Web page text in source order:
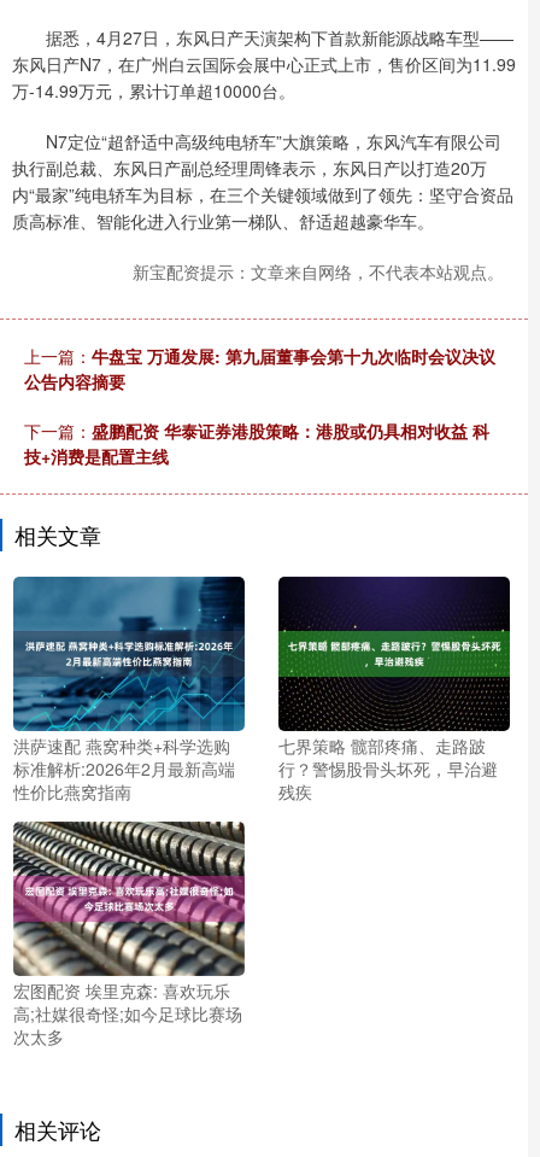
据悉，4月27日，东风日产天演架构下首款新能源战略车型——
东风日产N7，在广州白云国际会展中心正式上市，售价区间为11.99
万-14.99万元，累计订单超10000台。
N7定位“超舒适中高级纯电轿车”大旗策略，东风汽车有限公司
执行副总裁、东风日产副总经理周锋表示，东风日产以打造20万
内“最家”纯电轿车为目标，在三个关键领域做到了领先：坚守合资品
质高标准、智能化进入行业第一梯队、舒适超越豪华车。
新宝配资提示：文章来自网络，不代表本站观点。
上一篇： 牛盘宝 万通发展: 第九届董事会第十九次临时会议决议
公告内容摘要
下一篇： 盛鹏配资 华泰证券港股策略：港股或仍具相对收益 科
技+消费是配置主线
相关文章
洪萨速配 燕窝种类+科学选购
标准解析:2026年2月最新高端
性价比燕窝指南
七界策略 髋部疼痛、走路跛
行？警惕股骨头坏死，早治避
残疾
宏图配资 埃里克森: 喜欢玩乐
高;社媒很奇怪;如今足球比赛场
次太多
相关评论